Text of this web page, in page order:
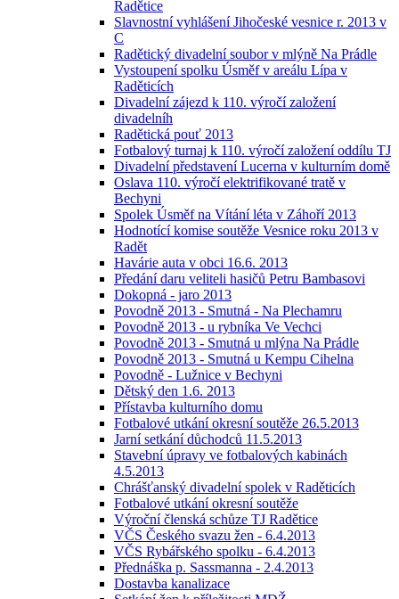
Radětice
Slavnostní vyhlášení Jihočeské vesnice r. 2013 v
C
Radětický divadelní soubor v mlýně Na Prádle
Vystoupení spolku Úsměf v areálu Lípa v
Raděticích
Divadelní zájezd k 110. výročí založení
divadelníh
Radětická pouť 2013
Fotbalový turnaj k 110. výročí založení oddílu TJ
Divadelní představení Lucerna v kulturním domě
Oslava 110. výročí elektrifikované tratě v
Bechyni
Spolek Úsměf na Vítání léta v Záhoří 2013
Hodnotící komise soutěže Vesnice roku 2013 v
Radět
Havárie auta v obci 16.6. 2013
Předání daru veliteli hasičů Petru Bambasovi
Dokopná - jaro 2013
Povodně 2013 - Smutná - Na Plechamru
Povodně 2013 - u rybníka Ve Vechci
Povodně 2013 - Smutná u mlýna Na Prádle
Povodně 2013 - Smutná u Kempu Cihelna
Povodně - Lužnice v Bechyni
Dětský den 1.6. 2013
Přístavba kulturního domu
Fotbalové utkání okresní soutěže 26.5.2013
Jarní setkání důchodců 11.5.2013
Stavební úpravy ve fotbalových kabinách
4.5.2013
Chrášťanský divadelní spolek v Raděticích
Fotbalové utkání okresní soutěže
Výroční členská schůze TJ Radětice
VČS Českého svazu žen - 6.4.2013
VČS Rybářského spolku - 6.4.2013
Přednáška p. Sassmanna - 2.4.2013
Dostavba kanalizace